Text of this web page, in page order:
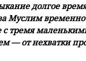
долгое
Муслим временно
с тремя
— от нехватки